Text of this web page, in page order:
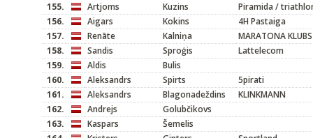
155. Artjoms Kuzins
Piramida /
156.
Aigars Kokins
4H Pastaiga
157.
Renāte Kalniņa
MARATONA KLUBS
158.
Sandis Sproģis
Lattelecom
159.
Aldis
Bulis
160.
Aleksandrs Spirts
5pirati
161.
Aleksandrs Blagonadeždins
KLINKMANN
162.
Andrejs
Golubčikovs
163.
Kaspars
Šemelis